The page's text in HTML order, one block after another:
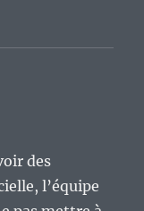
des
l’équipe